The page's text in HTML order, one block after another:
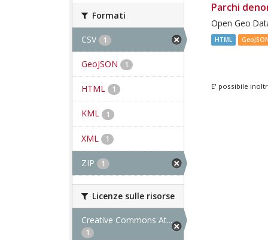
Formati
CSV 1
GeoJSON 1
HTML 1
KML 1
XML 1
ZIP 1
Licenze sulle risorse
Creative Commons At...
1
Parchi
Open Geo
HTML
E' possibile